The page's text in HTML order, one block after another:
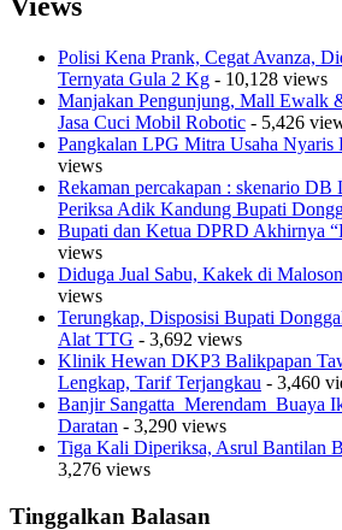
Views
Polisi Kena Prank, Cegat Avanza,
Ternyata Gula 2 Kg - 10,128 views
Manjakan Pengunjung, Mall Ewalk
Jasa Cuci Mobil Robotic - 5,426
Pangkalan LPG Mitra Usaha Nyaris
views
Rekaman percakapan : skenario
Periksa Adik Kandung Bupati
Bupati dan Ketua DPRD Akhirnya
views
Diduga Jual Sabu, Kakek di
views
Terungkap, Disposisi Bupati
Alat TTG - 3,692 views
Klinik Hewan DKP3 Balikpapan
Lengkap, Tarif Terjangkau - 3,460
Banjir Sangatta Merendam Buaya
Daratan - 3,290 views
Tiga Kali Diperiksa, Asrul Bantilan
3,276 views
Tinggalkan Balasan